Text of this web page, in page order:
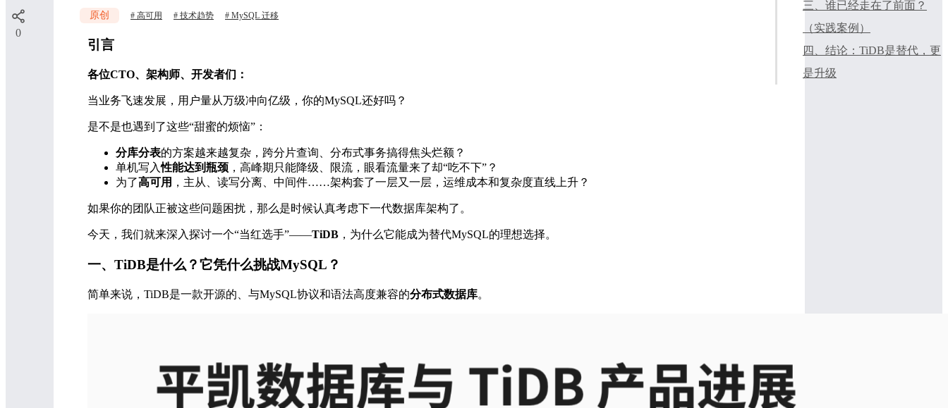
0
原创 高可用 技术趋势 MySQL 迁移
引言
各位CTO、架构师、开发者们：
当业务飞速发展，用户量从万级冲向亿级，你的MySQL还好吗？
是不是也遇到了这些“甜蜜的烦恼”：
分库分表的方案越来越复杂，跨分片查询、分布式事务搞得焦头烂额？
单机写入性能达到瓶颈 ，高峰期只能降级、限流，眼看流量来了却“吃不下”？
为了高可用 ，主从、读写分离、中间件……架构套了一层又一层，运维成本和复杂度直线上升？
如果你的团队正被这些问题困扰，那么是时候认真考虑下一代数据库架构了。
今天，我们就来深入探讨一个“当红选手”——TiDB ，为什么它能成为替代MySQL的理想选择。
一、TiDB是什么？它凭什么挑战MySQL？
简单来说，TiDB是一款开源的、与MySQL协议和语法高度兼容的分布式数据库。
三、谁已经走在了前面？
（实践案例）
四、结论：TiDB是替代，更
是升级